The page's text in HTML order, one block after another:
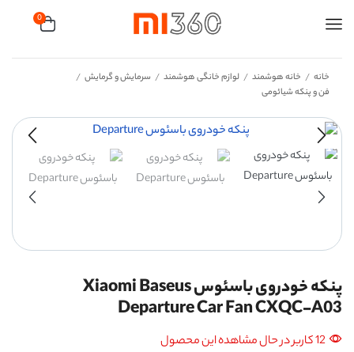
0
خانه / خانه هوشمند / لوازم خانگی هوشمند / سرمایش و گرمایش /
فن و پنکه شیائومی
پنکه خودروی باسئوس Xiaomi Baseus
Departure Car Fan CXQC-A03
12 کاربر در حال مشاهده این محصول